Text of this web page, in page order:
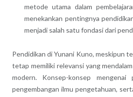
metode utama dalam
menekankan pentingnya
menjadi salah satu fondasi dari
Pendidikan di Yunani Kuno, meskipun
tetap memiliki relevansi yang
modern. Konsep-konsep mengenai
pengembangan ilmu pengetahuan,